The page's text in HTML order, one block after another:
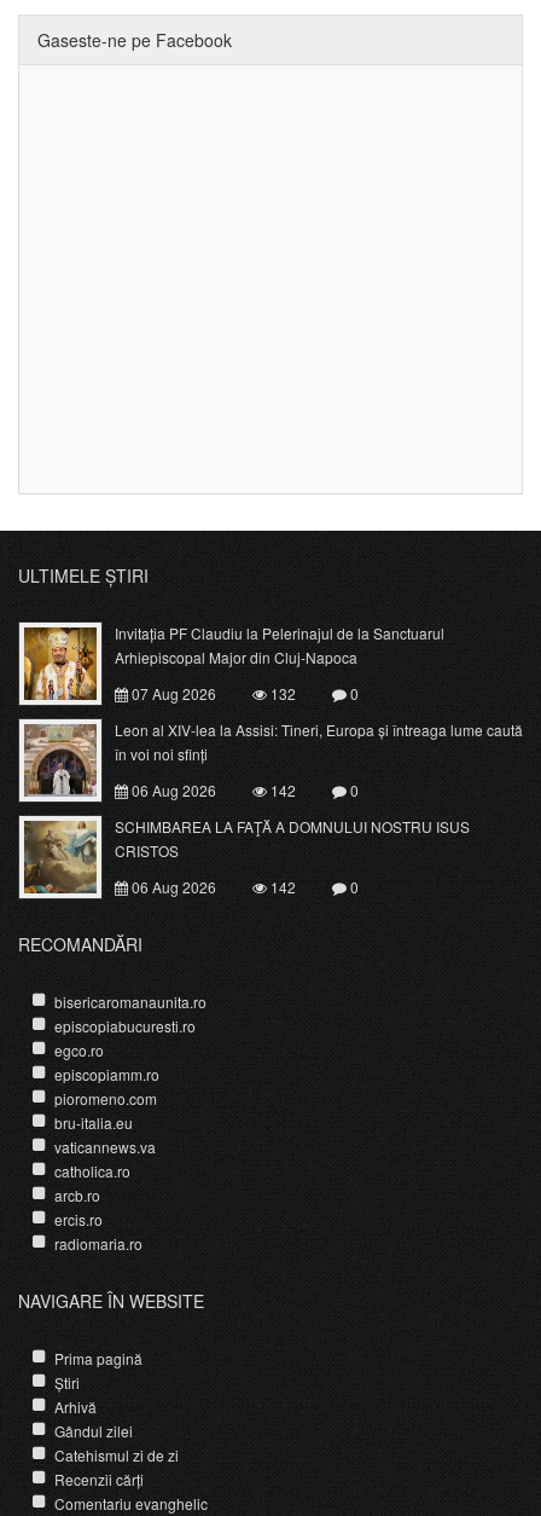
Gaseste-ne pe Facebook
ULTIMELE ȘTIRI
Invitația PF Claudiu la Pelerinajul de la Sanctuarul
Arhiepiscopal Major din Cluj-Napoca
07 Aug 2026
132
0
Leon al XIV-lea la Assisi: Tineri, Europa și întreaga lume caută
în voi noi sfinți
06 Aug 2026
142
0
SCHIMBAREA LA FAŢĂ A DOMNULUI NOSTRU ISUS
CRISTOS
06 Aug 2026
142 0
RECOMANDĂRI
bisericaromanaunita.ro
episcopiabucuresti.ro
egco.ro
episcopiamm.ro
pioromeno.com
bru-italia.eu
vaticannews.va
catholica.ro
arcb.ro
ercis.ro
radiomaria.ro
NAVIGARE ÎN WEBSITE
Prima pagină
Știri
Arhivă
Gândul zilei
Catehismul zi de zi
Recenzii cărți
Comentariu evanghelic